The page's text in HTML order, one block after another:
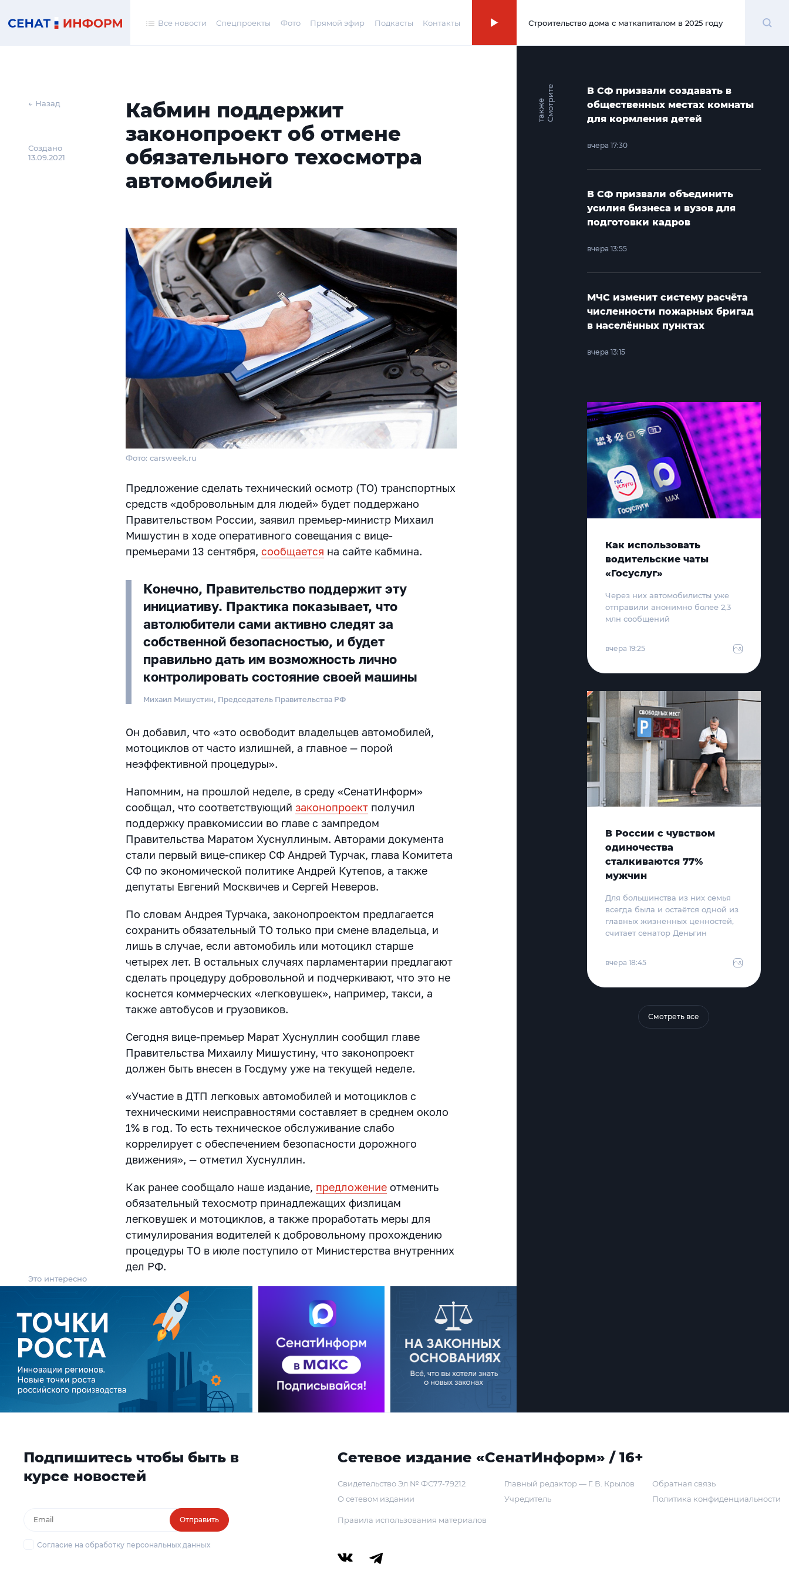
Все новости Спецпроекты Фото Прямой эфир Подкасты Контакты 00:00
Строительство дома с маткапиталом в 2025 году
← Назад
Создано
13.09.2021
Кабмин поддержит
законопроект об отмене
обязательного техосмотра
автомобилей
Фото: carsweek.ru
Предложение сделать технический осмотр (ТО) транспортных
средств «добровольным для людей» будет поддержано
Правительством России, заявил премьер-министр Михаил
Мишустин в ходе оперативного совещания с вице-
премьерами 13 сентября,сообщается на сайте кабмина.
Конечно, Правительство поддержит эту
инициативу. Практика показывает, что
автолюбители сами активно следят за
собственной безопасностью, и будет
правильно дать им возможность лично
контролировать состояние своей машины
Михаил Мишустин, Председатель Правительства РФ
Он добавил, что «это освободит владельцев автомобилей,
мотоциклов от часто излишней, а главное — порой
неэффективной процедуры».
Напомним, на прошлой неделе, в среду «СенатИнформ»
сообщал, что соответствующийзаконопроект получил
поддержку правкомиссии во главе с зампредом
Правительства Маратом Хуснуллиным. Авторами документа
стали первый вице-спикер СФ Андрей Турчак, глава Комитета
СФ по экономической политике Андрей Кутепов, а также
депутаты Евгений Москвичев и Сергей Неверов.
По словам Андрея Турчака, законопроектом предлагается
сохранить обязательный ТО только при смене владельца, и
лишь в случае, если автомобиль или мотоцикл старше
четырех лет. В остальных случаях парламентарии предлагают
сделать процедуру добровольной и подчеркивают, что это не
коснется коммерческих «легковушек», например, такси, а
также автобусов и грузовиков.
Сегодня вице-премьер Марат Хуснуллин сообщил главе
Правительства Михаилу Мишустину, что законопроект
должен быть внесен в Госдуму уже на текущей неделе.
«Участие в ДТП легковых автомобилей и мотоциклов с
техническими неисправностями составляет в среднем около
1% в год. То есть техническое обслуживание слабо
коррелирует с обеспечением безопасности дорожного
движения», — отметил Хуснуллин.
Как ранее сообщало наше издание, предложение отменить
обязательный техосмотр принадлежащих физлицам
легковушек и мотоциклов, а также проработать меры для
стимулирования водителей к добровольному прохождению
процедуры ТО в июле поступило от Министерства внутренних
дел РФ.
Это интересно
С
м
о
т
р и
т
е
т
а
к
ж
е
В СФ призвали создавать в
общественных местах комнаты
для кормления детей
вчера 17:30
В СФ призвали объединить
усилия бизнеса и вузов для
подготовки кадров
вчера 13:55
МЧС изменит систему расчёта
численности пожарных бригад
в населённых пунктах
вчера 13:15
Как использовать
водительские чаты
«Госуслуг»
Через них автомобилисты уже
отправили анонимно более 2,3
млн сообщений
вчера 19:25
В России с чувством
одиночества
сталкиваются 77%
мужчин
Для большинства из них семья
всегда была и остаётся одной из
главных жизненных ценностей,
считает сенатор Деньгин
вчера 18:45
Смотреть все
Подпишитесь чтобы быть в
курсе новостей
Отправить
Согласие на обработку персональных данных
Сетевое издание «СенатИнформ» / 16+
Свидетельство Эл № ФС77-79212
О сетевом издании
Главный редактор — Г. В. Крылов
Учредитель
Обратная связь
Политика конфиденциальности
Правила использования материалов